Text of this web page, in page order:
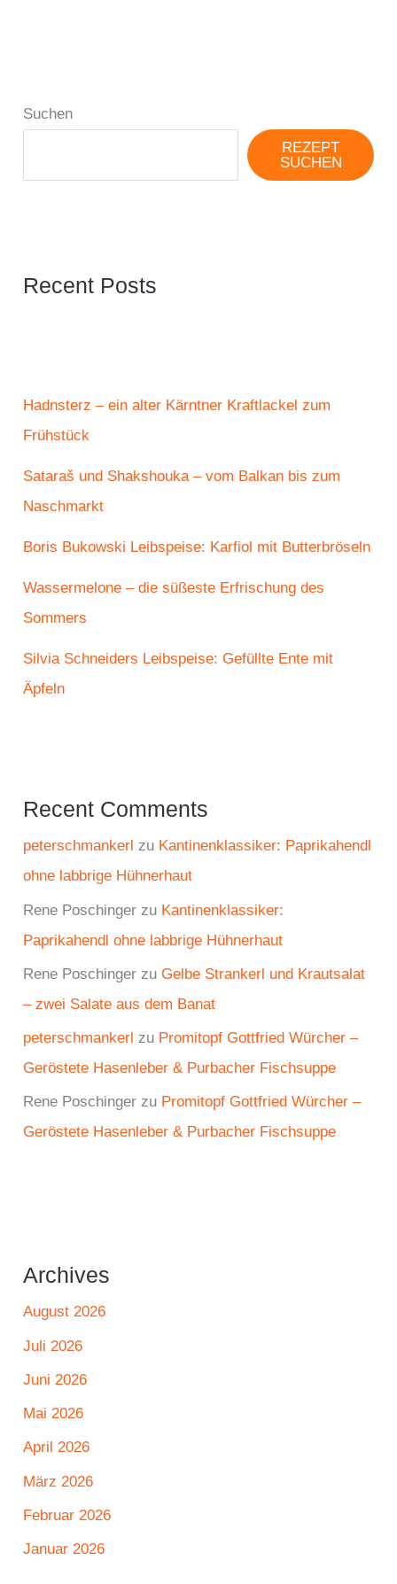
Suchen
REZEPT
SUCHEN
Recent Posts
Hadnsterz – ein alter Kärntner Kraftlackel zum
Frühstück
Sataraš und Shakshouka – vom Balkan bis zum
Naschmarkt
Boris Bukowski Leibspeise: Karfiol mit Butterbröseln
Wassermelone – die süßeste Erfrischung des
Sommers
Silvia Schneiders Leibspeise: Gefüllte Ente mit
Äpfeln
Recent Comments
peterschmankerl zu Kantinenklassiker: Paprikahendl
ohne labbrige Hühnerhaut
Rene Poschinger zu Kantinenklassiker:
Paprikahendl ohne labbrige Hühnerhaut
Rene Poschinger zuGelbe Strankerl und Krautsalat
– zwei Salate aus dem Banat
peterschmankerl zu Promitopf Gottfried Würcher –
Geröstete Hasenleber & Purbacher Fischsuppe
Rene Poschinger zu Promitopf Gottfried Würcher –
Geröstete Hasenleber & Purbacher Fischsuppe
Archives
August 2026
Juli 2026
Juni 2026
Mai 2026
April 2026
März 2026
Februar 2026
Januar 2026